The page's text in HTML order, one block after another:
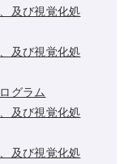
及び視覚化処
及び視覚化処
グラム
及び視覚化処
及び視覚化処